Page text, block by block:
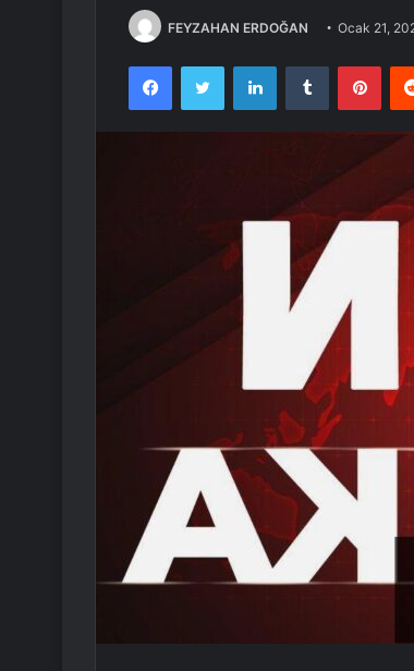
FEYZAHAN ERDOĞAN Ocak 21,
FacebookTwitter LinkedInTumblr